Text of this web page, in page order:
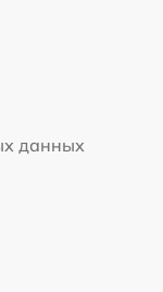
данных